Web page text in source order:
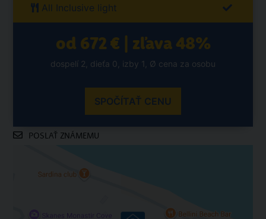
All Inclusive light
od 672 € | zľava 48%
dospelí 2, dieťa 0, izby 1, Ø cena za osobu
SPOČÍTAŤ CENU
POSLAŤ ZNÁMEMU